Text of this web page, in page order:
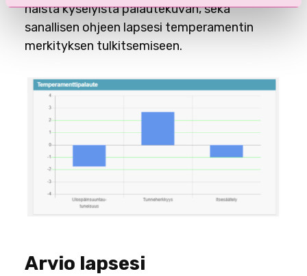
näistä kyselyistä palautekuvan, sekä
sanallisen ohjeen lapsesi temperamentin
merkityksen tulkitsemiseen.
Arvio lapsesi